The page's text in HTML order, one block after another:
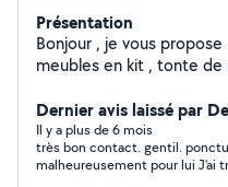
Présentation
Bonjour , je vous
meubles en kit , tonte de pelouse , taille de petite haies
tapisserie , peinture ,
des gravures sur tombe ,
restauration , nettoyage
Dernier avis laissé par
Il y a plus de 6 mois
très bon contact. gentil.
malheureusement pour lui J'ai